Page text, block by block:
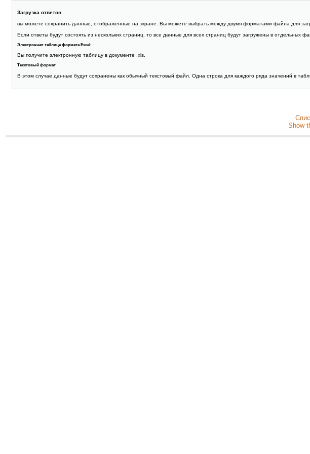
Загрузка ответов
вы можете сохранить данные, отображенные на экране. Вы можете выбрать между двумя форматами файла для
Если ответы будут состоять из нескольких страниц, то все данные для всех страниц будут загружены в
Электронная таблица формата Excel:
Вы получите электронную таблицу в документе .xls.
Текстовый формат
В этом случае данные будут сохранены как обычный текстовый файл. Одна строка для каждого ряда значений в
Show